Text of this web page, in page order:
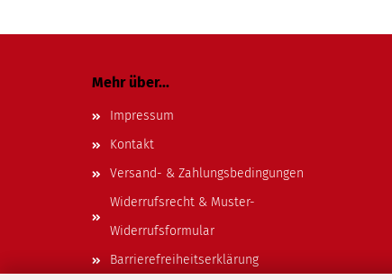
Mehr über...
Impressum
Kontakt
Versand- & Zahlungsbedingungen
Widerrufsrecht & Muster-
Widerrufsformular
Barrierefreiheitserklärung